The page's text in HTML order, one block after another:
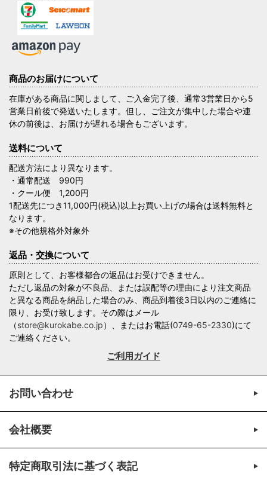
商品のお届けについて
在庫がある商品に関しまして、ご入金完了後、通常3営業日から5
営業日前後で発送いたします。但し、ご注文が集中した場合や連
休の前後は、お届けが遅れる場合もございます。
送料について
配送方法により異なります。
・通常配送 990円
・クール便 1,200円
1配送先につき11,000円(税込)以上お買い上げの場合は送料無料と
なります。
※その他規格外対象外
返品・交換について
原則として、お客様都合の返品はお受けできません。
ただし返品の対象が不良品、または誤配等の理由により注文商品
と異なる商品を納品した場合のみ、商品到着後3日以内のご連絡に
限り、お受け致します。その際はメール
（store@kurokabe.co.jp）、またはお電話(0749-65-2330)にて
ご連絡ください。
ご利用ガイド
お問い合わせ
会社概要
特定商取引法に基づく表記